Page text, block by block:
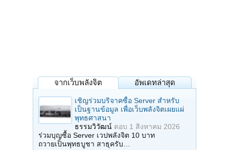
จากเว็บพลังจิต อัพเดทล่าสุด
เชิญร่วมบริจาคซื้อ Server สำหรับ
เป็นฐานข้อมูล เพื่อเว็บพลังจิตเผยแผ่
พุทธศาสนา
ธรรมวิวัฒน์ ตอบ 1 สิงหาคม 2026
ร่วมบุญซื้อ Server เวปพลังจิต 10 บาท
ถวายเป็นพุทธบูชา สาธุครับ…